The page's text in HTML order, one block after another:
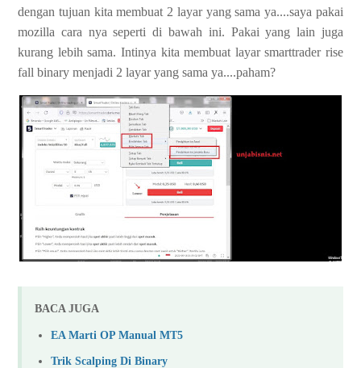
dengan tujuan kita membuat 2 layar yang sama ya....saya pakai
mozilla cara nya seperti di bawah ini. Pakai yang lain juga
kurang lebih sama. Intinya kita membuat layar smarttrader rise
fall binary menjadi 2 layar yang sama ya....paham?
BACA JUGA
EA Marti OP Manual MT5
Trik Scalping Di Binary